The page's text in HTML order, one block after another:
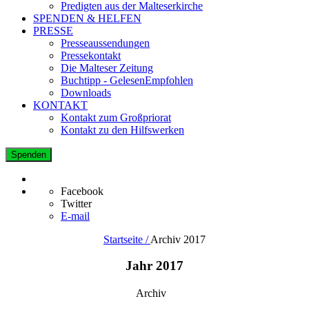
Predigten aus der Malteserkirche
SPENDEN & HELFEN
PRESSE
Presseaussendungen
Pressekontakt
Die Malteser Zeitung
Buchtipp - GelesenEmpfohlen
Downloads
KONTAKT
Kontakt zum Großpriorat
Kontakt zu den Hilfswerken
Spenden
Facebook
Twitter
E-mail
Startseite / Archiv 2017
Jahr 2017
Archiv